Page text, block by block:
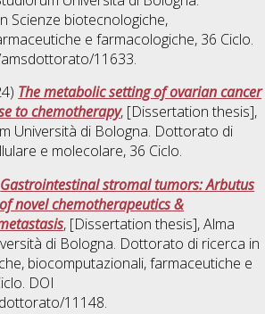
Scienze biotecnologiche,
e farmacologiche, 36 Ciclo.
11633.
The metabolic setting of ovarian cancer
to chemotherapy, [Dissertation thesis],
Università di Bologna. Dottorato di
e molecolare, 36 Ciclo.
Gastrointestinal stromal tumors: Arbutus
novel chemotherapeutics &
, [Dissertation thesis], Alma
di Bologna. Dottorato di ricerca in
biocomputazionali, farmaceutiche e
DOI
11148.